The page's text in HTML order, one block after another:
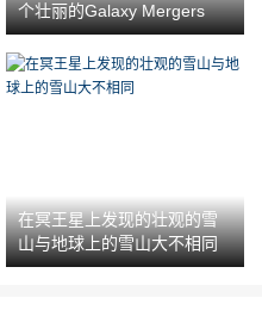
个壮丽的Galaxy Mergers
在冥王星上发现的壮观的雪
山与地球上的雪山大不相同